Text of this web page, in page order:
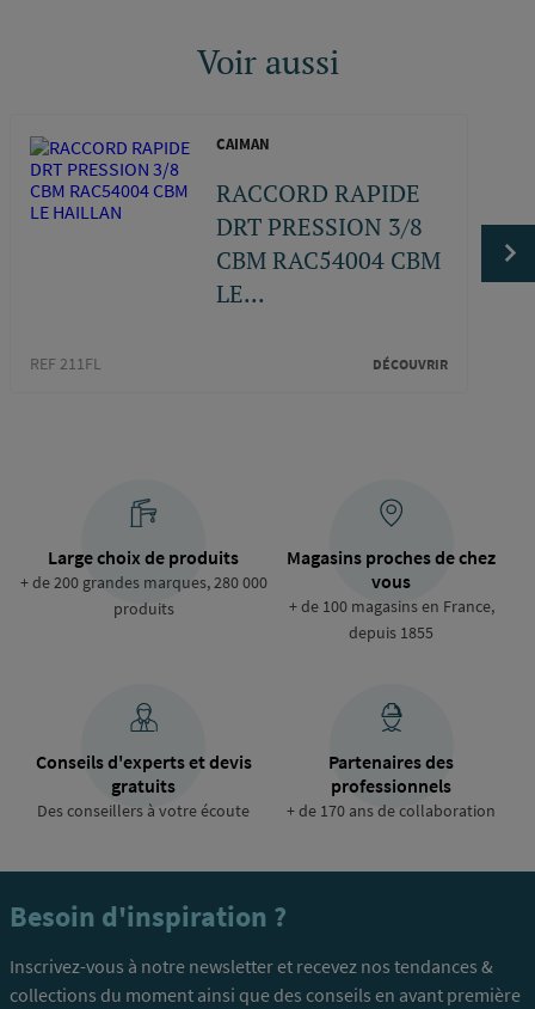
Voir aussi
CAIMAN
RACCORD RAPIDE
DRT PRESSION 3/8
CBM RAC54004 CBM
LE...
REF 211FL DÉCOUVRIR
Large choix de produits
+ de 200 grandes marques, 280 000
produits
Magasins proches de chez
vous
+ de 100 magasins en France,
depuis 1855
Conseils d'experts et devis
gratuits
Des conseillers à votre écoute
Partenaires des
professionnels
+ de 170 ans de collaboration
Besoin d'inspiration ?
Inscrivez-vous à notre newsletter et recevez nos tendances &
collections du moment ainsi que des conseils en avant première